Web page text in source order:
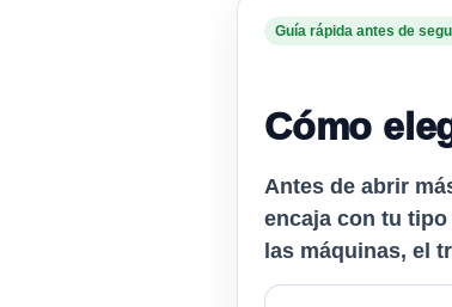
Guía rápida antes de
Cómo
Antes de abrir
encaja con tu
las máquinas, el